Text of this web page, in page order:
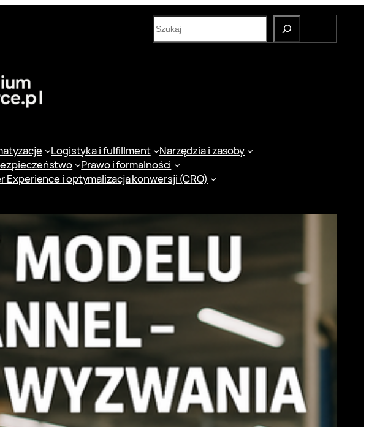
S
e
Logistyka i fulfillment
Narzędzia i zasoby
Prawo i formalności
Experience i optymalizacja konwersji (CRO)